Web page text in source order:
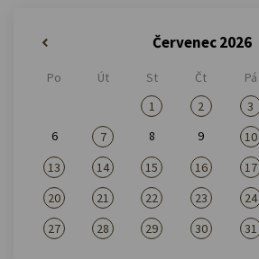
Červenec 2026
Po Út St Čt Pá
1
2 3
6
7 8 9 10
13
14 15 16 17
20
21 22 23 24
27
28 29 30 31